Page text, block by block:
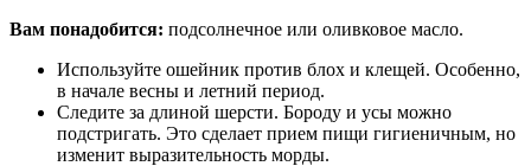
Вам понадобится: подсолнечное или оливковое масло.
Используйте ошейник против блох и клещей. Особенно,
в начале весны и летний период.
Следите за длиной шерсти. Бороду и усы можно
подстригать. Это сделает прием пищи гигиеничным, но
изменит выразительность морды.